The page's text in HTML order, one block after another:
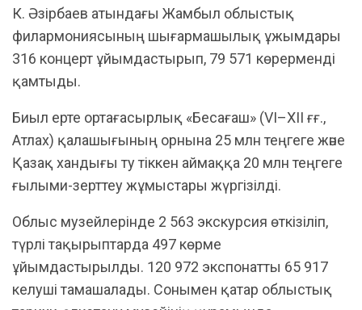
К. Әзірбаев атындағы Жамбыл облыстық
филармониясының шығармашылық ұжымдары
316 концерт ұйымдастырып, 79 571 көрерменді
қамтыды.
Биыл ерте ортағасырлық «Бесағаш» (VI–XII ғғ.,
Атлах) қалашығының орнына 25 млн теңгеге және
Қазақ хандығы ту тіккен аймаққа 20 млн теңгеге
ғылыми-зерттеу жұмыстары жүргізілді.
Облыс музейлерінде 2 563 экскурсия өткізіліп,
түрлі тақырыптарда 497 көрме
ұйымдастырылды. 120 972 экспонатты 65 917
келуші тамашалады. Сонымен қатар облыстық